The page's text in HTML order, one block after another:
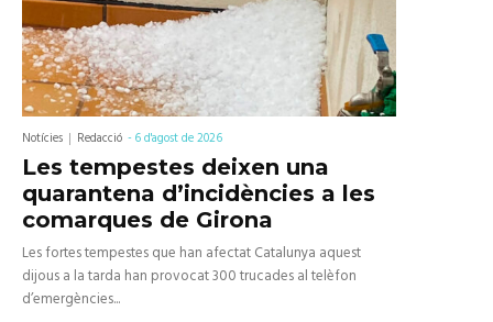
Notícies Redacció -6 d'agost de 2026
Les tempestes deixen una
quarantena d’incidències a les
comarques de Girona
Les fortes tempestes que han afectat Catalunya aquest
dijous a la tarda han provocat 300 trucades al telèfon
d’emergències...